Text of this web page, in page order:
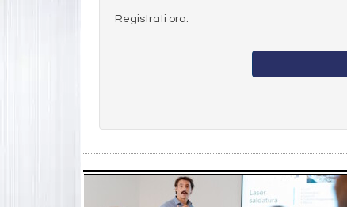
Registrati ora.